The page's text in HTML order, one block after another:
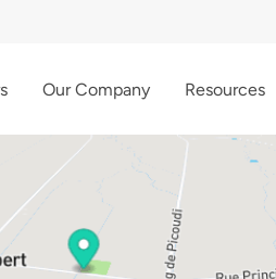
Our Company Resources